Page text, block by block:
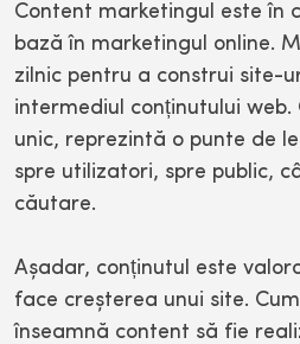
Content marketingul este în
bază în marketingul online.
zilnic pentru a construi site-
intermediul conținutului
unic, reprezintă o punte de
spre utilizatori, spre public,
căutare.
Așadar, conținutul este
face creșterea unui site.
înseamnă content să fie